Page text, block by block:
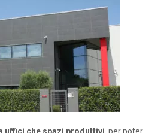
uffici che spazi produttivi , per poter